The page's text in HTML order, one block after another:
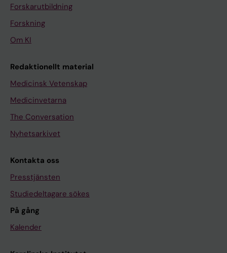
Forskarutbildning
Forskning
Om KI
Redaktionellt material
Medicinsk Vetenskap
Medicinvetarna
The Conversation
Nyhetsarkivet
Kontakta oss
Presstjänsten
Studiedeltagare sökes
På gång
Kalender